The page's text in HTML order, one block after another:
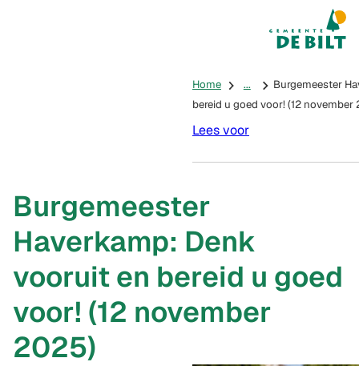
Mijn De Bilt
(Verwijst
Home ...
Burgemeester
bereid u goed voor! (12 november
Lees voor
Burgemeester
Haverkamp: Denk
vooruit en bereid u goed
voor! (12 november
2025)